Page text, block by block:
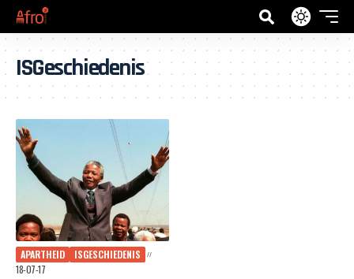
ISGeschiedenis
APARTHEID
ISGESCHIEDENIS
18-07-17